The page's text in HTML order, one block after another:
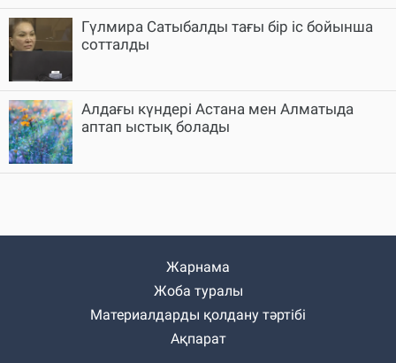
Гүлмира Сатыбалды тағы бір іс бойынша
сотталды
Алдағы күндері Астана мен Алматыда
аптап ыстық болады
Жарнама
Жоба туралы
Материалдарды қолдану тәртібі
Ақпарат